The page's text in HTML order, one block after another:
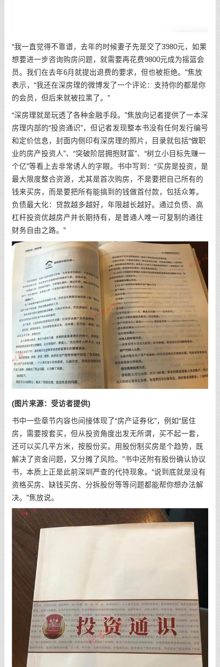
“我一直觉得不靠谱，去年的时候妻子先是交了3980元，如果
想要进一步咨询购房问题，就需要再花费9800元成为摇篮会
员。我们在去年6月就提出退费的要求，但也被拒绝。”焦放
表示，“我还在深房理的微博发了一个评论：支持你的都是你
的会员，但后来就被拉黑了。”
“深房理就是玩透了各种金融手段。”焦放向记者提供了一本深
房理内部的“投资通识”，但记者发现整本书没有任何发行编号
和定价信息，封面内侧印有深房理的照片，目录就包括“做职
业的房产投资人”、“突破阶层拥抱财富”、“树立小目标先赚一
个亿”等看上去非常诱人的字眼。书中写到：“买房是投资，是
最大限度整合资源，尤其是首次购房，不是要把自己所有的
钱来买房，而是要把所有能搞到的钱做首付款，包括众筹。
负债最大化：贷款越多越好，年限越长越好。通过负债、高
杠杆投资优越房产并长期持有，是普通人唯一可复制的通往
财务自由之路。”
(图片来源：受访者提供)
书中一些章节内容也间接体现了“房产证券化”，例如“居住
房，需要按套买，但从投资角度出发无所谓，买不起一套，
还可以买几平方米，按股份买。用股份制买房是个趋势，既
解决了资金问题，又分摊了风险。”书中还附有股份确认协议
书，本质上正是此前深圳严查的代持现象。“说到底就是没有
资格买房、缺钱买房、分拆股份等等问题都能帮你想办法解
决。”焦放说。